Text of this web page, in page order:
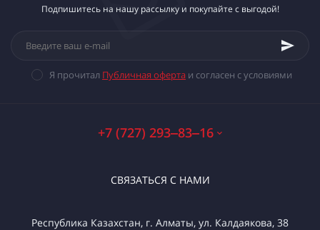
Подпишитесь на нашу рассылку и покупайте с выгодой!
Я прочитал Публичная оферта и согласен с условиями
+7 (727) 293‒83‒16
СВЯЗАТЬСЯ С НАМИ
Республика Казахстан, г. Алматы, ул. Калдаякова, 38